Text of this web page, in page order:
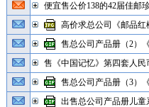
便宜售公价138的42届佳邮
高价求总公司《邮品红
售总公司产品册（2）
售《中国记忆》第四套人民
售总公司产品册（3）
出售总公司产品册儿